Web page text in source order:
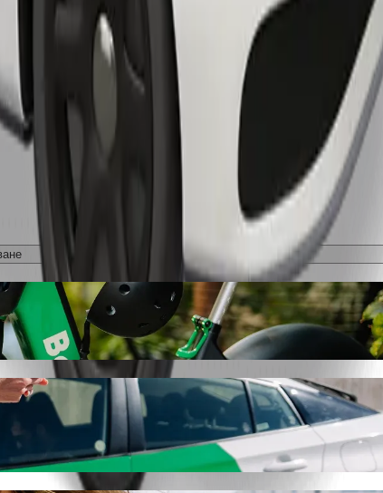
пътуване от Bolt
С Bolt това пътуване ще отнеме около 7 мин и ще